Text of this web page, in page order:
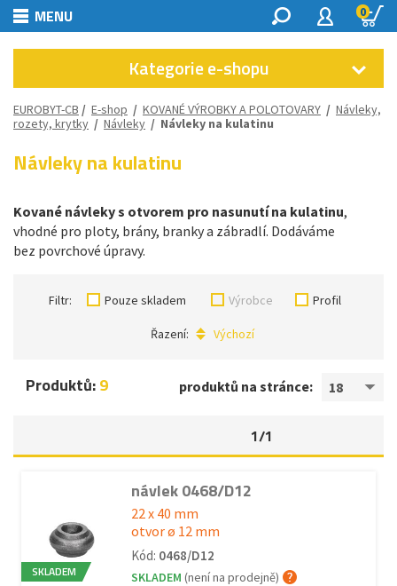
MENU 0
Kategorie e-shopu
EUROBYT-CB / E-shop / KOVANÉ VÝROBKY A POLOTOVARY / Návleky,
rozety, krytky / Návleky / Návleky na kulatinu
Návleky na kulatinu
Kované návleky s otvorem pro nasunutí na kulatinu,
vhodné pro ploty, brány, branky a zábradlí. Dodáváme
bez povrchové úpravy.
Filtr: Pouze skladem Výrobce Profil
Řazení: Výchozí
produktů na stránce: 18
Produktů:9
1/1
SKLADEM
návlek 0468/D12
22 x 40 mm
otvor ø 12 mm
Kód: 0468/D12
SKLADEM (není na prodejně)